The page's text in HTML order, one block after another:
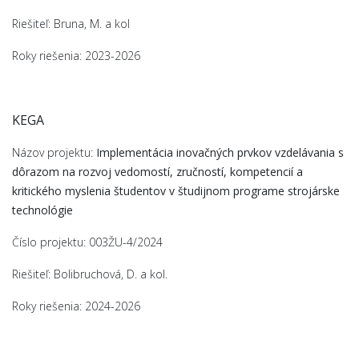
Riešiteľ: Bruna, M. a kol
Roky riešenia: 2023-2026
KEGA
Názov projektu: Implementácia inovačných prvkov vzdelávania s
dôrazom na rozvoj vedomostí, zručností, kompetencií a
kritického myslenia študentov v študijnom programe strojárske
technológie
Číslo projektu: 003ŽU-4/2024
Riešiteľ: Bolibruchová, D. a kol.
Roky riešenia: 2024-2026